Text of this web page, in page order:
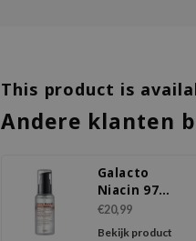
This product is
Andere klanten
Galacto
Niacin 97
Power
Essence
€20,99
Bekijk product